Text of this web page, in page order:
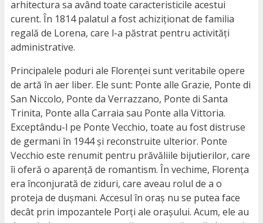
arhitectura sa având toate caracteristicile acestui
curent. În 1814 palatul a fost achiziționat de familia
regală de Lorena, care l-a păstrat pentru activități
administrative.
Principalele poduri ale Florenței sunt veritabile opere
de artă în aer liber. Ele sunt: Ponte alle Grazie, Ponte di
San Niccolo, Ponte da Verrazzano, Ponte di Santa
Trinita, Ponte alla Carraia sau Ponte alla Vittoria.
Exceptându-l pe Ponte Vecchio, toate au fost distruse
de germani în 1944 și reconstruite ulterior. Ponte
Vecchio este renumit pentru prăvăliile bijutierilor, care
îi oferă o aparență de romantism. În vechime, Florența
era înconjurată de ziduri, care aveau rolul de a o
proteja de dușmani. Accesul în oraș nu se putea face
decât prin impozantele Porți ale orașului. Acum, ele au